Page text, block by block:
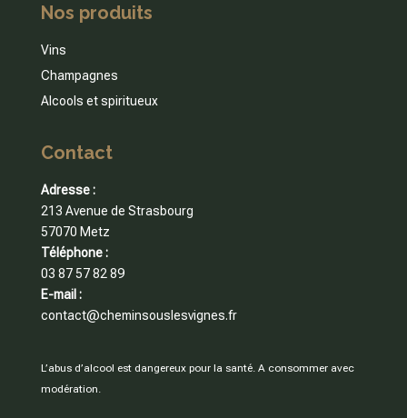
Nos produits
Vins
Champagnes
Alcools et spiritueux
Contact
Adresse :
213 Avenue de Strasbourg
57070 Metz
Téléphone :
03 87 57 82 89
E-mail :
contact@cheminsouslesvignes.fr
L’abus d’alcool est dangereux pour la santé. A consommer avec
modération.